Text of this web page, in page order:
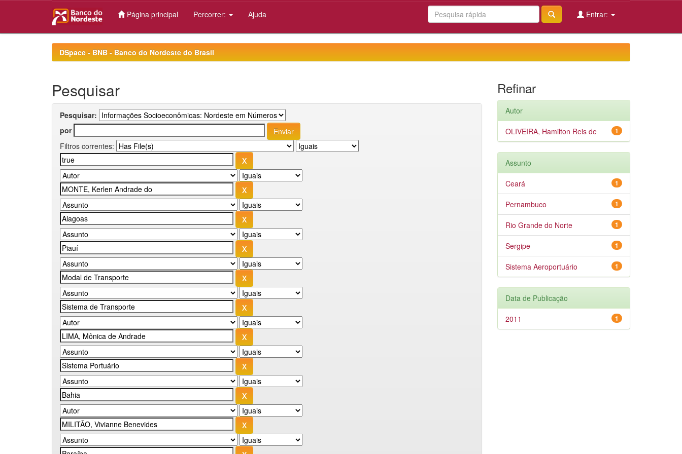
Página principal Percorrer: Ajuda Entrar:
DSpace - BNB - Banco do Nordeste do Brasil
Pesquisar
Pesquisar:
por
Filtros correntes:
Refinar
Autor
1
OLIVEIRA, Hamilton Reis de
Assunto
1
Ceará
1
Pernambuco
1
Rio Grande do Norte
1
Sergipe
1
Sistema Aeroportuário
Data de Publicação
1
2011